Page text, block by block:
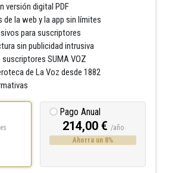
versión digital PDF
de la web y la app sin límites
para suscriptores
sin publicidad intrusiva
SUMA VOZ
de La Voz desde 1882
Pago Anual
214,00 € /año
Ahorra un 8%